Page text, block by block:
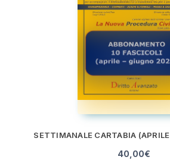
SETTIMANALE CARTABIA
40,00€